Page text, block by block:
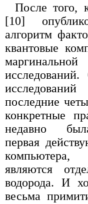
После того,
[10]
алгоритм
квантовые
исследований.
последние
конкретные
недавно
первая
компьютера,
являются
водорода. И
весьма